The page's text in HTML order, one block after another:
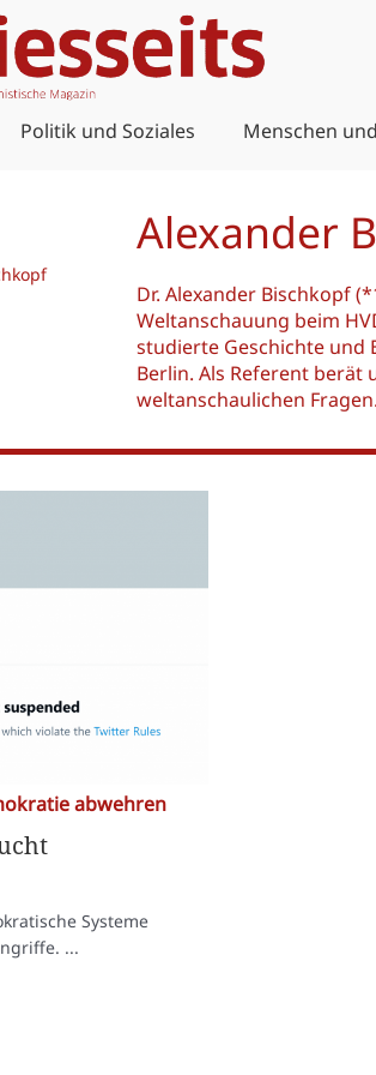
Politik und Soziales Menschen
Alexander
Dr. Alexander Bischkopf
Weltanschauung beim
studierte Geschichte und
Berlin. Als Referent
weltanschaulichen Fragen.
abwehren
Systeme
...